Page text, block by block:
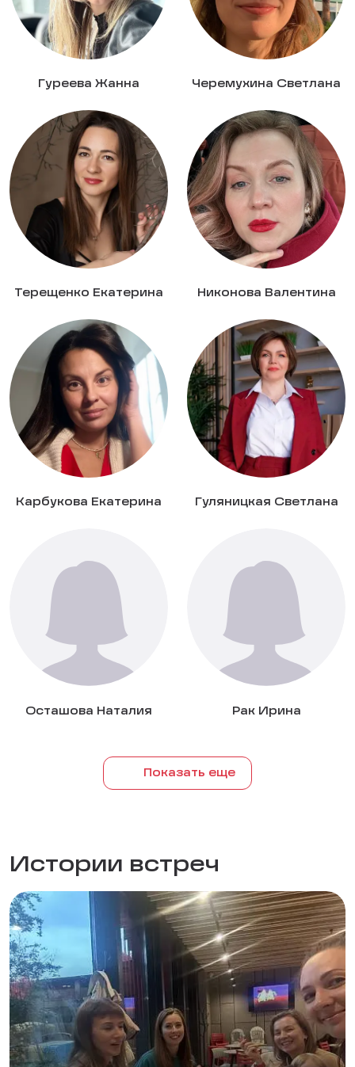
Гуреева Жанна Черемухина Светлана
Терещенко Екатерина Никонова Валентина
Карбукова Екатерина Гуляницкая Светлана
Осташова Наталия Рак Ирина
Показать еще
Истории встреч